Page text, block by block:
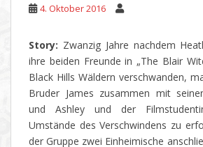
4. Oktober 2016
Story: Zwanzig Jahre nachdem
ihre beiden Freunde in „The Blair
Black Hills Wäldern verschwanden,
Bruder James zusammen mit
und Ashley und der
Umstände des Verschwindens zu
der Gruppe zwei Einheimische